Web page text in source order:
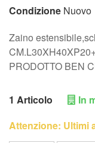
Condizione Nuovo
Zaino
PRODOTTO BEN
1 Articolo
In
Attenzione: Ultimi